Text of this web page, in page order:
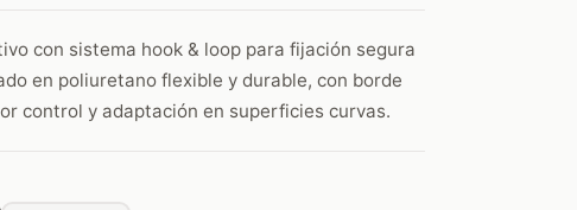
con sistema hook & loop para fijación segura
en poliuretano flexible y durable, con borde
control y adaptación en superficies curvas.